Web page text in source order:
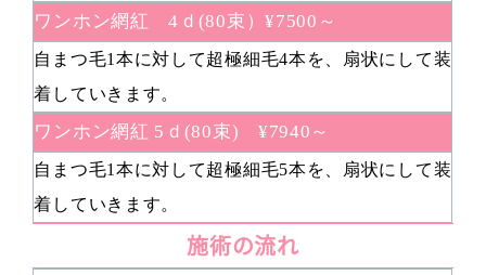
ワンホン網紅 4ｄ(80束）¥7500～
自まつ毛1本に対して超極細毛4本を、扇状にして装
着していきます。
ワンホン網紅 5ｄ(80束) ¥7940～
自まつ毛1本に対して超極細毛5本を、扇状にして装
着していきます。
施術の流れ